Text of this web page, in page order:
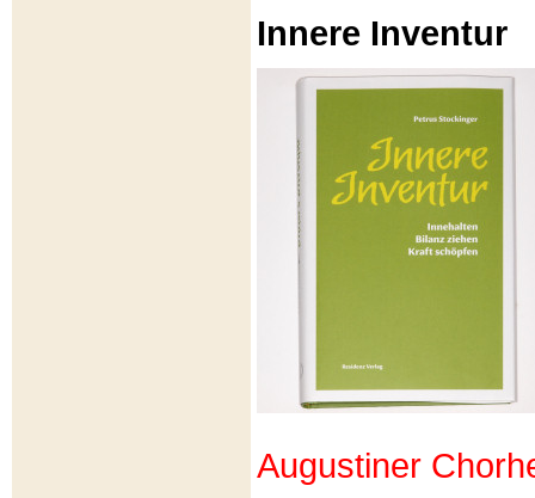
Innere Inventur
Augustiner